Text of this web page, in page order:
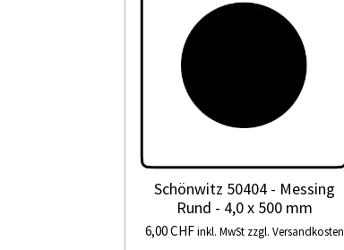
Schönwitz 50404 - Messing
Rund - 4,0 x 500 mm
6,00 CHFinkl. MwSt zzgl. Versandkosten